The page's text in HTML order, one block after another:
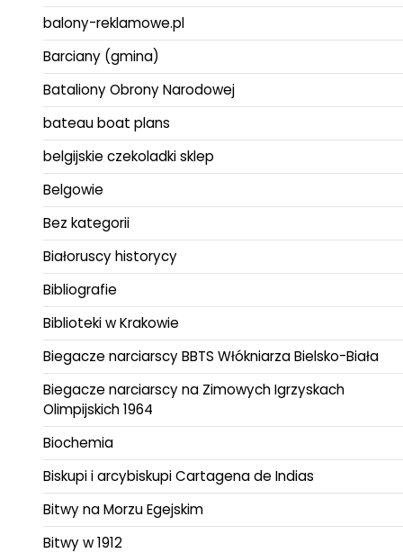
balony-reklamowe.pl
Barciany (gmina)
Bataliony Obrony Narodowej
bateau boat plans
belgijskie czekoladki sklep
Belgowie
Bez kategorii
Białoruscy historycy
Bibliografie
Biblioteki w Krakowie
Biegacze narciarscy BBTS Włókniarza Bielsko-Biała
Biegacze narciarscy na Zimowych Igrzyskach
Olimpijskich 1964
Biochemia
Biskupi i arcybiskupi Cartagena de Indias
Bitwy na Morzu Egejskim
Bitwy w 1912